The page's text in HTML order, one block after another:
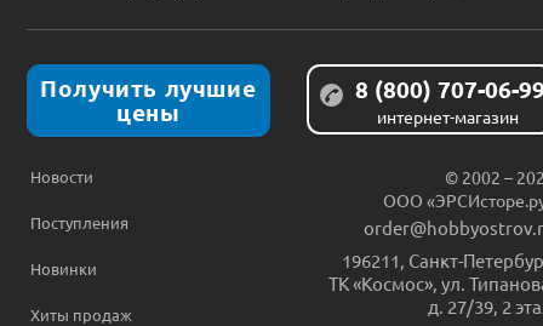
Получить лучшие
цены
8 (800) 707-06-
интернет-магазин
Новости
Поступления
Новинки
Хиты продаж
© 2002 –
ООО
196211, Санкт-
ТК «Космос», ул.
д. 27/39, 2